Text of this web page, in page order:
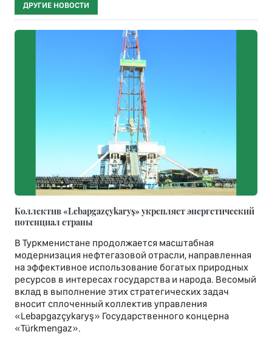
ДРУГИЕ НОВОСТИ
Коллектив «Lebapgazçykaryş» укрепляет энергетический
потенциал страны
В Туркменистане продолжается масштабная
модернизация нефтегазовой отрасли, направленная
на эффективное использование богатых природных
ресурсов в интересах государства и народа. Весомый
вклад в выполнение этих стратегических задач
вносит сплоченный коллектив управления
«Lebapgazçykaryş» Государственного концерна
«Türkmengaz».